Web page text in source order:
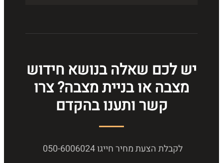
יש לכם שאלה בנושא חידוש
מצבה או בניית מצבה? צרו
קשר ותענו בהקדם
לקבלת הצעת מחיר חייגו 050-6006024